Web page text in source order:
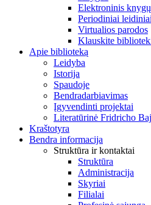
Elektroninis
Periodiniai leidiniai
Virtualios parodos
Klauskite
Apie biblioteką
Leidyba
Istorija
Spaudoje
Bendradarbiavimas
Įgyvendinti projektai
Literatūrinė Fridricho
Kraštotyra
Bendra informacija
Struktūra ir kontaktai
Struktūra
Administracija
Skyriai
Filialai